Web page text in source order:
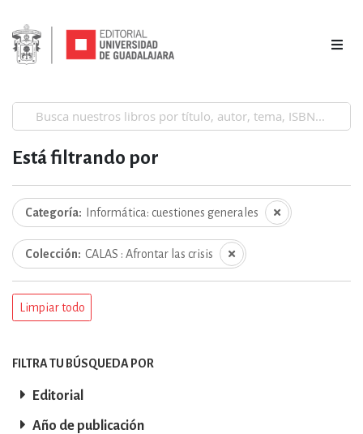
Está filtrando por
Categoría Informática: cuestiones generales
Colección CALAS : Afrontar las crisis
Limpiar todo
FILTRA TU BÚSQUEDA POR
Editorial
Año de publicación